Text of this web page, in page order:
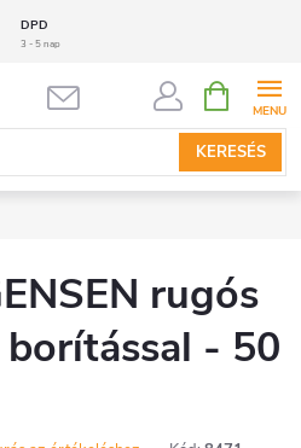
DPD
3 - 5 nap
KERESÉS
KOSÁR
rugós
- 50